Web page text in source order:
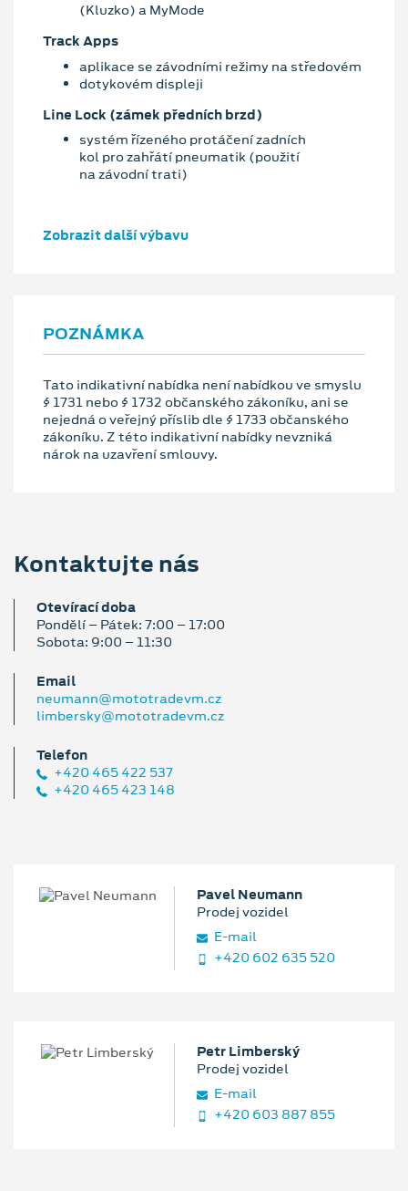
(Kluzko) a MyMode
Track Apps
aplikace se závodními režimy na středovém
dotykovém displeji
Line Lock (zámek předních brzd)
systém řízeného protáčení zadních
kol pro zahřátí pneumatik (použití
na závodní trati)
Zobrazit další výbavu
POZNÁMKA
Tato indikativní nabídka není nabídkou ve smyslu
§ 1731 nebo § 1732 občanského zákoníku, ani se
nejedná o veřejný příslib dle § 1733 občanského
zákoníku. Z této indikativní nabídky nevzniká
nárok na uzavření smlouvy.
Kontaktujte nás
Otevírací doba
Pondělí – Pátek: 7:00 – 17:00
Sobota: 9:00 – 11:30
Email
neumann@mototradevm.cz
limbersky@mototradevm.cz
Telefon
+420 465 422 537
+420 465 423 148
Pavel Neumann
Prodej vozidel
E‑mail
+420 602 635 520
Petr Limberský
Prodej vozidel
E‑mail
+420 603 887 855